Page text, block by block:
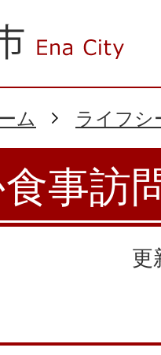
ム ライフシ
事訪
更